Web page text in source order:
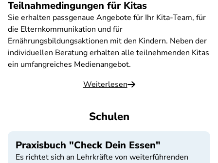
Teilnahmedingungen für Kitas
Sie erhalten passgenaue Angebote für Ihr Kita-Team, für
die Elternkommunikation und für
Ernährungsbildungsaktionen mit den Kindern. Neben der
individuellen Beratung erhalten alle teilnehmenden Kitas
ein umfangreiches Medienangebot.
Weiterlesen
Schulen
Praxisbuch "Check Dein Essen"
Es richtet sich an Lehrkräfte von weiterführenden